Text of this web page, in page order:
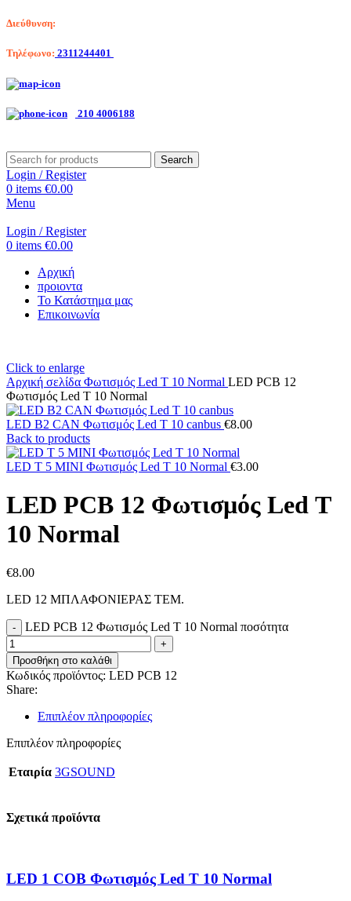
Διεύθυνση:
Τηλέφωνο: 2311244401
210 4006188
Search
Login / Register
0 items €0.00
Menu
Login / Register
0 items €0.00
Αρχική
προιοντα
Το Κατάστημα μας
Επικοινωνία
Click to enlarge
Αρχική σελίδα Φωτισμός Led Τ 10 Normal LED PCB 12
Φωτισμός Led Τ 10 Normal
LED B2 CAN Φωτισμός Led T 10 canbus €8.00
Back to products
LED T 5 ΜΙΝΙ Φωτισμός Led Τ 10 Normal €3.00
LED PCB 12 Φωτισμός Led Τ
10 Normal
€8.00
LED 12 ΜΠΛΑΦΟΝΙΕΡΑΣ ΤΕΜ.
LED PCB 12 Φωτισμός Led Τ 10 Normal ποσότητα
Προσθήκη στο καλάθι
Κωδικός προϊόντος: LED PCB 12
Share:
Επιπλέον πληροφορίες
Επιπλέον πληροφορίες
Εταιρία 3GSOUND
Σχετικά προϊόντα
LED 1 COB Φωτισμός Led Τ 10 Normal